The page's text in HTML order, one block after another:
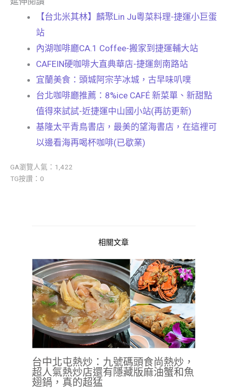
【台北米其林】麟聚Lin Ju粵菜料理-捷運小巨蛋
站
內湖咖啡廳CA.1 Coffee-搬家到捷運輔大站
CAFEIN硬咖啡大直典華店-捷運劍南路站
宜蘭美食：頭城阿宗芋冰城，古早味叭噗
台北咖啡廳推薦：8%ice CAFÉ 新菜單、新甜點
值得來試試-近捷運中山國小站(再訪更新)
基隆太平青鳥書店，最美的望海書店，在這裡可
以邊看海再喝杯咖啡(已歇業)
GA瀏覽人氣：1,422
TG按讚：0
相關文章
台中北屯熱炒：九號碼頭食尚熱炒，
超人氣熱炒店還有隱藏版麻油蟹和魚
翅鍋，真的超猛